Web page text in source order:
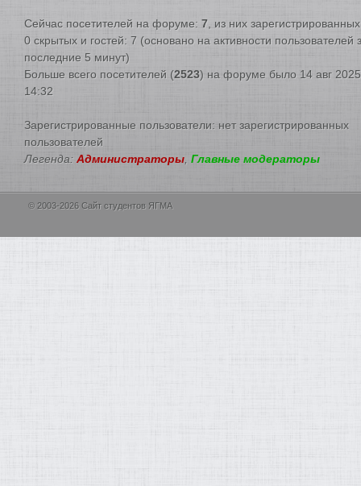
Сейчас посетителей на форуме: 7 , из них
0 скрытых и гостей: 7 (основано на активности пользователей
последние 5 минут)
Больше всего посетителей (2523) на форуме было 14 авг
14:32
Зарегистрированные пользователи: нет зарегистрированных
пользователей
Легенда: Администраторы Главные модераторы
© 2003-2026 Сайт студентов ЯГМА